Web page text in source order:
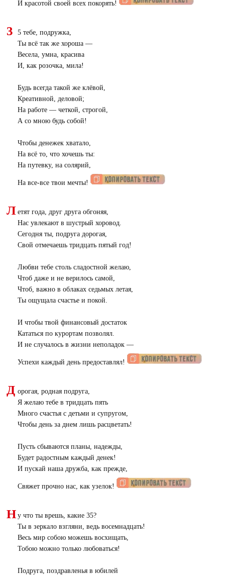
И красотой своей всех покорять!
3
5 тебе, подружка,
Ты всё так же хороша —
Весела, умна, красива
И, как розочка, мила!
Будь всегда такой же клёвой,
Креативной, деловой;
На работе — четкой, строгой,
А со мною будь собой!
Чтобы денежек хватало,
На всё то, что хочешь ты:
На путевку, на солярий,
На все-все твои мечты!
Л етят года, друг друга обгоняя,
Нас увлекают в шустрый хоровод.
Сегодня ты, подруга дорогая,
Свой отмечаешь тридцать пятый год!
Любви тебе столь сладостной желаю,
Чтоб даже и не верилось самой,
Чтоб, важно в облаках седьмых летая,
Ты ощущала счастье и покой.
И чтобы твой финансовый достаток
Кататься по курортам позволял.
И не случалось в жизни неполадок —
Успехи каждый день предоставлял!
Д орогая, родная подруга,
Я желаю тебе в тридцать пять
Много счастья с детьми и супругом,
Чтобы день за днем лишь расцветать!
Пусть сбываются планы, надежды,
Будет радостным каждый денек!
И пускай наша дружба, как прежде,
Свяжет прочно нас, как узелок!
Н у что ты врешь, какие 35?
Ты в зеркало взгляни, ведь восемнадцать!
Весь мир собою можешь восхищать,
Тобою можно только любоваться!
Подруга, поздравленья в юбилей